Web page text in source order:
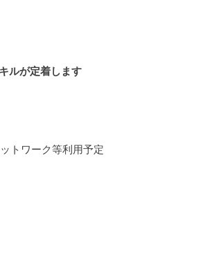
ルが定着します
トワーク等利用予定